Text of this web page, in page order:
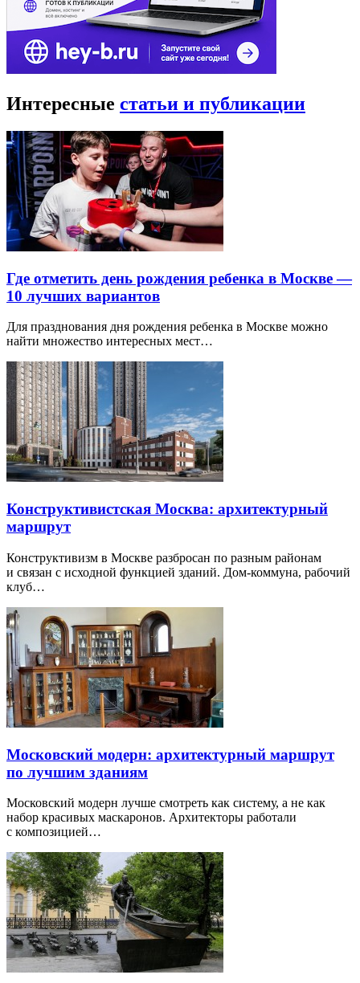
Интересные статьи и публикации
Где отметить день рождения ребенка в Москве —
10 лучших вариантов
Для празднования дня рождения ребенка в Москве можно
найти множество интересных мест…
Конструктивистская Москва: архитектурный
маршрут
Конструктивизм в Москве разбросан по разным районам
и связан с исходной функцией зданий. Дом-коммуна, рабочий
клуб…
Московский модерн: архитектурный маршрут
по лучшим зданиям
Московский модерн лучше смотреть как систему, а не как
набор красивых маскаронов. Архитекторы работали
с композицией…